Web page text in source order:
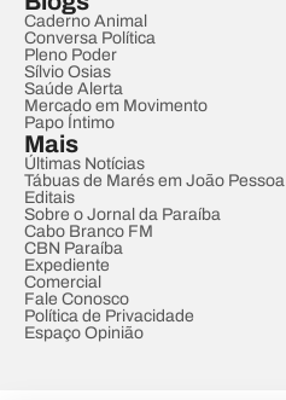
Caderno Animal
Conversa Política
Pleno Poder
Sílvio Osias
Saúde Alerta
Mercado em Movimento
Papo Íntimo
Mais
Últimas Notícias
Tábuas de Marés em João Pessoa
Editais
Sobre o Jornal da Paraíba
Cabo Branco FM
CBN Paraíba
Expediente
Comercial
Fale Conosco
Política de Privacidade
Espaço Opinião